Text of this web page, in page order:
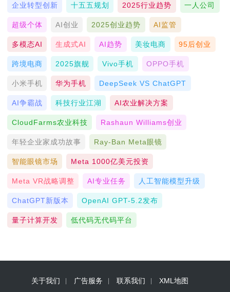
企业转型创新 十五五规划 2025行业趋势 一人公司
超级个体 AI创业 2025创业趋势 AI监管
多模态AI 生成式AI AI趋势 美妆电商 95后创业
跨境电商 2025旗舰 Vivo手机 OPPO手机
小米手机 华为手机 DeepSeek VS ChatGPT
AI争霸战 科技行业江湖 AI农业解决方案
CloudFarms农业科技 Rashaun Williams创业
年轻企业家成功故事 Ray-Ban Meta眼镜
智能眼镜市场 Meta 1000亿美元投资
Meta VR战略调整 AI专业任务 人工智能模型升级
ChatGPT新版本 OpenAI GPT-5.2发布
量子计算开发 低代码无代码平台
关于我们 广告服务 联系我们 XML地图